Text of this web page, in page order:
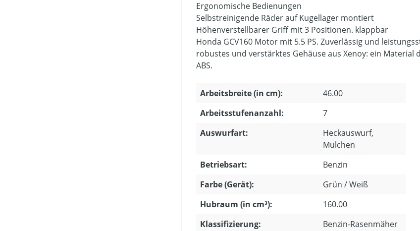
Ergonomische Bedienungen
Selbstreinigende Räder auf Kugellager montiert
Höhenverstellbarer Griff mit 3 Positionen. klappbar
Honda GCV160 Motor mit 5.5 PS. Zuverlässig und
robustes und verstärktes Gehäuse aus Xenoy: ein
ABS.
Arbeitsbreite (in cm):
46.00
Arbeitsstufenanzahl:
7
Auswurfart:
Heckauswurf,
Mulchen
Betriebsart:
Benzin
Farbe (Gerät):
Grün / Weiß
Hubraum (in cm³):
160.00
Klassifizierung:
Benzin-Rasenmäher